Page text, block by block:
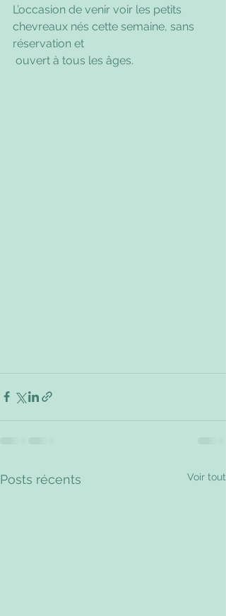
L’occasion de venir voir les petits
chevreaux nés cette semaine, sans
réservation et
ouvert à tous les âges.
Posts récents Voir tout